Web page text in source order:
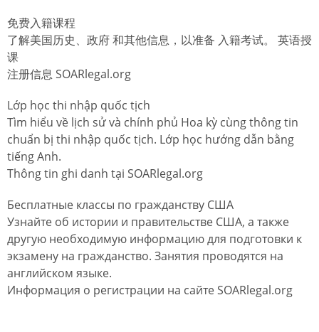
免费入籍课程
了解美国历史、政府 和其他信息，以准备 入籍考试。 英语授
课
注册信息 SOARlegal.org
Lớp học thi nhập quốc tịch
Tìm hiểu về lịch sử và chính phủ Hoa kỳ cùng thông tin
chuẩn bị thi nhập quốc tịch. Lớp học hướng dẫn bằng
tiếng Anh.
Thông tin ghi danh tại SOARlegal.org
Бесплатные классы по гражданству США
Узнайте об истории и правительстве США, а также
другую необходимую информацию для подготовки к
экзамену на гражданство. Занятия проводятся на
английском языке.
Информация о регистрации на сайте SOARlegal.org